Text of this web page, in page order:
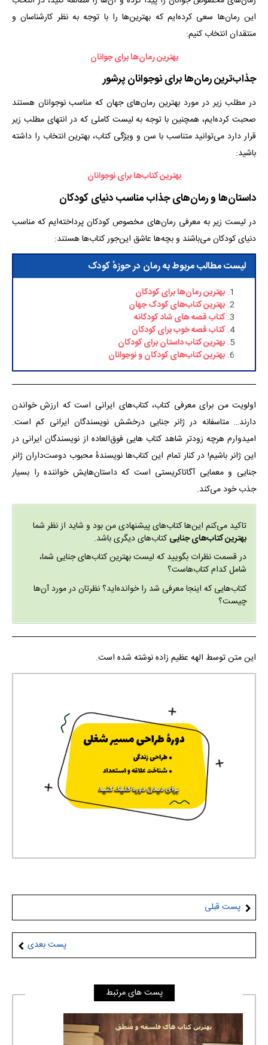
این رمان‌ها سعی کرده‌ایم که بهترین‌ها را با توجه به نظر کارشناسان و
منتقدان انتخاب کنیم:
بهترین رمان‌ها برای جوانان
جذاب‌ترین رمان‌ها برای نوجوانان پرشور
در مطلب زیر در مورد بهترین رمان‌های جهان که مناسب نوجوانان هستند
صحبت کرده‌ایم، همچنین با توجه به لیست کاملی که در انتهای مطلب زیر
قرار دارد می‌توانید متناسب با سن و ویژگی کتاب، بهترین انتخاب را داشته
باشید:
بهترین کتاب‌ها برای نوجوانان
داستان‌ها و رمان‌های جذاب مناسب دنیای کودکان
در لیست زیر به معرفی رمان‌های مخصوص کودکان پرداخته‌ایم که مناسب
دنیای کودکان می‌باشند و بچه‌ها عاشق این‌جور کتاب‌ها هستند:
لیست مطالب مربوط به رمان در حوزهٔ کودک
بهترین رمان‌ها برای کودکان
بهترین کتاب‌های کودک جهان
کتاب قصه های شاد کودکانه
کتاب قصه خوب برای کودکان
بهترین کتاب داستان برای کودکان
بهترین کتاب‌های کودکان و نوجوانان
اولویت من برای معرفی کتاب‌، کتاب‌های ایرانی است که ارزش خواندن
دارند… متاسفانه در ژانر جنایی درخشش نویسندگان ایرانی کم است.
امیدوارم هرچه زودتر شاهد کتاب ‌هایی فوق‌العاده از نویسندگان ایرانی در
این ژانر باشیم! در کنار تمام این کتاب‌ها نویسندهٔ محبوب دوست‌داران ژانر
جنایی و معمایی آگاتاکریستی است که داستان‌هایش خواننده را بسیار
جذب خود می‌کند.
تاکید می‌کنم این‌ها کتاب‌های پیشنهادی من بود و شاید از نظر شما
بهترین کتاب‌های جنایی کتاب‌های دیگری باشد.
در قسمت نظرات بگویید که لیست بهترین کتاب‌های جنایی شما،
شامل کدام کتاب‌هاست؟
کتاب‌هایی که اینجا معرفی شد را خوانده‌اید؟ نظرتان در مورد آن‌ها
چیست؟
این متن توسط الهه عظیم زاده نوشته شده است.
پست قبلی
پست بعدی
پست های مرتبط